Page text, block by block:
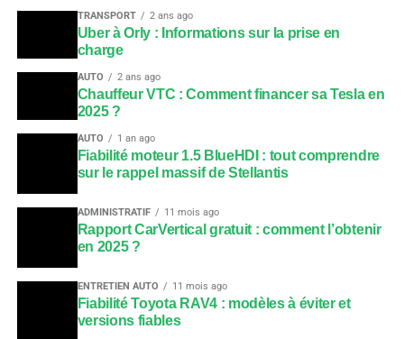
TRANSPORT 2 ans ago
Uber à Orly : Informations sur la prise en
charge
AUTO 2 ans ago
Chauffeur VTC : Comment financer sa Tesla en
2025 ?
AUTO 1 an ago
Fiabilité moteur 1.5 BlueHDI : tout comprendre
sur le rappel massif de Stellantis
ADMINISTRATIF 11 mois ago
Rapport CarVertical gratuit : comment l’obtenir
en 2025 ?
ENTRETIEN AUTO 11 mois ago
Fiabilité Toyota RAV4 : modèles à éviter et
versions fiables